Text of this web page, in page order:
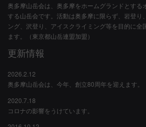
奥多摩山岳会は、奥多摩をホームグランドとする
する山岳会です。活動は奥多摩に限らず、岩登り
ング、沢登り、アイスクライミング等を目的に全
ます。（東京都山岳連盟加盟）
更新情報
2026.2.12
奥多摩山岳会は、今年、創立80周年を迎えます。
2020.7.18
コロナの影響をうけています。